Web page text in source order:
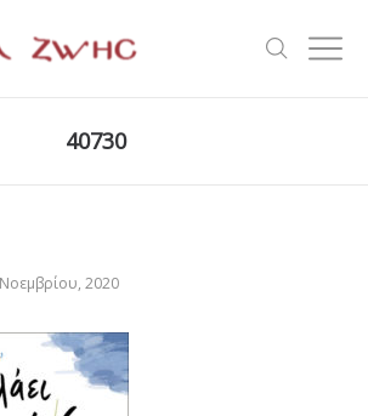
40730
2020